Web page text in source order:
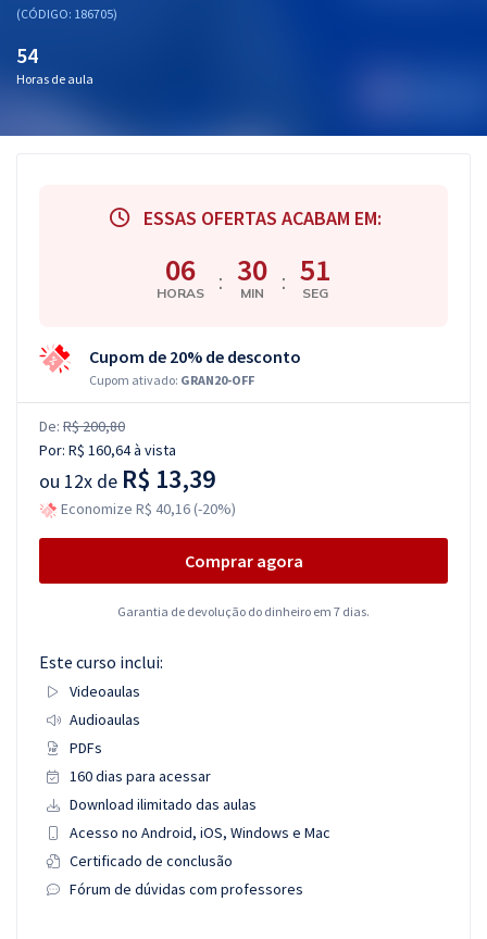
(CÓDIGO: 186705)
54
Horas de aula
ESSAS OFERTAS ACABAM EM:
06
HORAS : 30
MIN : 51
SEG
Cupom de 20% de desconto
Cupom ativado: GRAN20-OFF
De: R$ 200,80
Por: R$ 160,64à vista
ou 12x de R$ 13,39
Economize R$ 40,16 (-20%)
Comprar agora
Garantia de devolução do dinheiro em 7 dias.
Este curso inclui:
Videoaulas
Audioaulas
PDFs
160 dias para acessar
Download ilimitado das aulas
Acesso no Android, iOS, Windows e Mac
Certificado de conclusão
Fórum de dúvidas com professores